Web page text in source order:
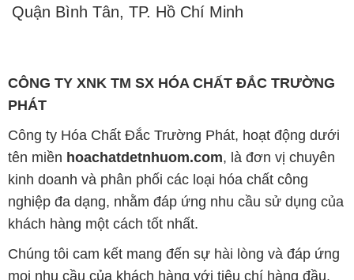
Quận Bình Tân, TP. Hồ Chí Minh
CÔNG TY XNK TM SX HÓA CHẤT ĐẮC TRƯỜNG
PHÁT
Công ty Hóa Chất Đắc Trường Phát, hoạt động dưới
tên miền hoachatdetnhuom.com, là đơn vị chuyên
kinh doanh và phân phối các loại hóa chất công
nghiệp đa dạng, nhằm đáp ứng nhu cầu sử dụng của
khách hàng một cách tốt nhất.
Chúng tôi cam kết mang đến sự hài lòng và đáp ứng
mọi nhu cầu của khách hàng với tiêu chí hàng đầu.